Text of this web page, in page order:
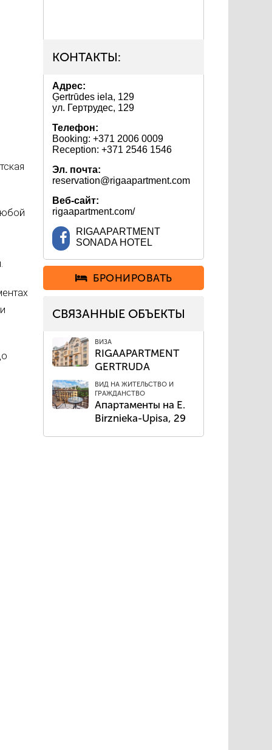
КОНТАКТЫ:
Адрес:
Ģertrūdes iela, 129
ул. Гертрудес, 129
Телефон:
Booking: +371 2006 0009
Reception: +371 2546 1546
Эл. почта:
reservation@rigaapartment.com
Веб-сайт:
rigaapartment.com/
RIGAAPARTMENT
SONADA HOTEL
БРОНИРОВАТЬ
СВЯЗАННЫЕ ОБЪЕКТЫ
ВИЗА
RIGAAPARTMENT
GERTRUDA
ВИД НА ЖИТЕЛЬСТВО И
ГРАЖДАНСТВО
Апартаменты на E.
Birznieka-Upisa, 29